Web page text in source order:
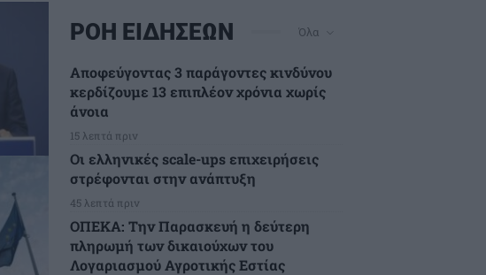
ΡΟΗ ΕΙΔΗΣΕΩΝ Όλα
Αποφεύγοντας 3 παράγοντες κινδύνου
κερδίζουμε 13 επιπλέον χρόνια χωρίς
άνοια
15 λεπτά πριν
Οι ελληνικές scale-ups επιχειρήσεις
στρέφονται στην ανάπτυξη
45 λεπτά πριν
ΟΠΕΚΑ: Την Παρασκευή η δεύτερη
πληρωμή των δικαιούχων του
Λογαριασμού Αγροτικής Εστίας